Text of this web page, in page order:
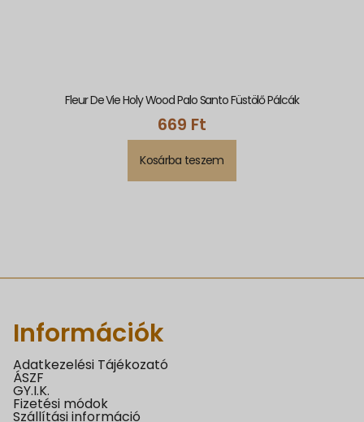
Fleur De Vie Holy Wood Palo Santo Füstölő Pálcák
669 Ft
Kosárba teszem
Információk
Adatkezelési Tájékozató
ÁSZF
GY.I.K.
Fizetési módok
Szállítási információ